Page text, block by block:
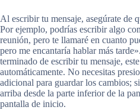
Al escribir tu mensaje, asegúrate de
Por ejemplo, podrías escribir algo
reunión, pero te llamaré en cuanto
pero me encantaría hablar más
terminado de escribir tu mensaje,
automáticamente. No necesitas
adicional para guardar los cambios;
arriba desde la parte inferior de la
pantalla de inicio.